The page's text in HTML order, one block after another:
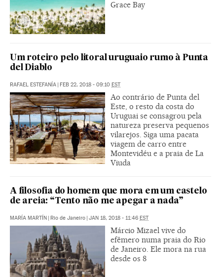
Grace Bay
Um roteiro pelo litoral uruguaio rumo à Punta
del Diablo
RAFAEL ESTEFANÍA | FEB 22, 2018 - 09:10 EST
Ao contrário de Punta del
Este, o resto da costa do
Uruguai se consagrou pela
natureza preserva pequenos
vilarejos. Siga uma pacata
viagem de carro entre
Montevidéu e a praia de La
Viuda
A filosofia do homem que mora em um castelo
de areia: “Tento não me apegar a nada”
MARÍA MARTÍN | Rio de Janeiro | JAN 18, 2018 - 11:46 EST
Márcio Mizael vive do
efêmero numa praia do Rio
de Janeiro. Ele mora na rua
desde os 8